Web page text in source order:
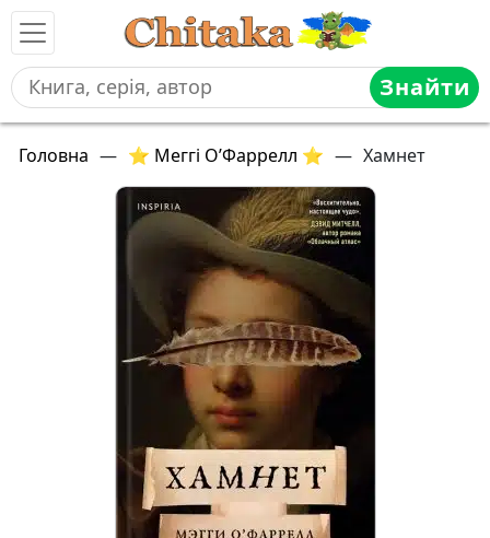
Знайти
Головна — ⭐ Меггі О’Фаррелл ⭐ — Хамнет